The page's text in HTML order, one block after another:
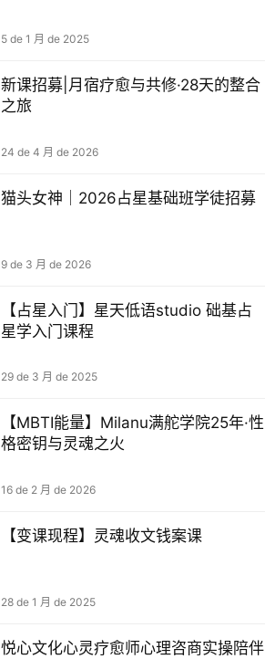
5 de 1 月 de 2025
新课招募|月宿疗愈与共修·28天的整合
之旅
24 de 4 月 de 2026
猫头女神｜2026占星基础班学徒招募
9 de 3 月 de 2026
【占星入门】星天低语studio 础基‬占
星学入门课程
29 de 3 月 de 2025
【MBTI能量】Milanu满舵学院25年·性
格密钥与灵魂之火
16 de 2 月 de 2026
【变课现‬程】灵魂收文钱‬案课
28 de 1 月 de 2025
悦心文化心灵疗愈师心理咨商实操陪伴